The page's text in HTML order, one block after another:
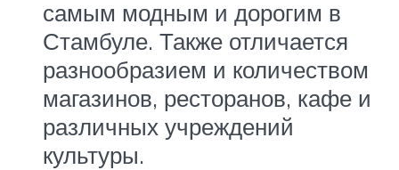
самым модным и дорогим в
Стамбуле. Также отличается
разнообразием и количеством
магазинов, ресторанов, кафе и
различных учреждений
культуры.